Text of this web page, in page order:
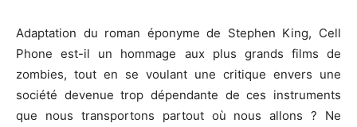
Adaptation du roman éponyme de Stephen King, Cell
Phone est-il un hommage aux plus grands films de
zombies, tout en se voulant une critique envers une
société devenue trop dépendante de ces instruments
que nous transportons partout où nous allons ? Ne